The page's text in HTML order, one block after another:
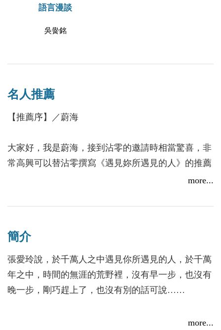
語言漫談
吳黌銘
名人推薦
【推薦序】／蔚海
大家好，我是蔚海，接到沾零的邀請時相當驚喜，非
常高興可以替沾零撰寫《遇見妳所遇見的人》的推薦
眼中他是一個很溫柔的人，看到揪心的部分，真的很
了。
很禁不起沉重劇情的我，看完了結局真的感受到滿滿
的惆悵，可又覺得這個結局已經是最幸福且美滿的
了，非常喜歡這樣的結尾。
more...
簡介
張愛玲說，於千萬人之中遇見你所遇見的人，於千萬
年之中，時間的無涯的荒野裡，沒有早一步，也沒有
晚一步，剛巧趕上了，也沒有別的話可說……
我遇見的第一個男孩，曾對我這麼說：「巧嘉，妳就
more...